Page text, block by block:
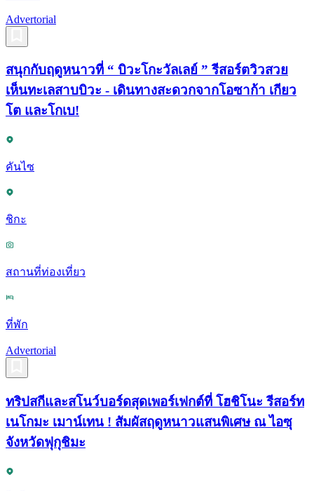
Advertorial
สนุกกับฤดูหนาวที่ “ บิวะโกะวัลเลย์ ” รีสอร์ตวิวสวย
เห็นทะเลสาบบิวะ - เดินทางสะดวกจากโอซาก้า เกียว
โต และโกเบ!
คันไซ
ชิกะ
สถานที่ท่องเที่ยว
ที่พัก
Advertorial
ทริปสกีและสโนว์บอร์ดสุดเพอร์เฟกต์ที่ โฮชิโนะ รีสอร์ท
เนโกมะ เมาน์เทน ! สัมผัสฤดูหนาวแสนพิเศษ ณ ไอซุ
จังหวัดฟุกุชิมะ